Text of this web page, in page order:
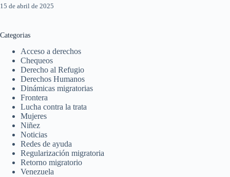
15 de abril de 2025
Categorias
Acceso a derechos
Chequeos
Derecho al Refugio
Derechos Humanos
Dinámicas migratorias
Frontera
Lucha contra la trata
Mujeres
Niñez
Noticias
Redes de ayuda
Regularización migratoria
Retorno migratorio
Venezuela